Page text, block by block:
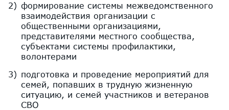
формирование системы межведомственного
взаимодействия организации с
общественными организациями,
представителями местного сообщества,
субъектами системы профилактики,
волонтерами
подготовка и проведение мероприятий для
семей, попавших в трудную жизненную
ситуацию, и семей участников и ветеранов
СВО